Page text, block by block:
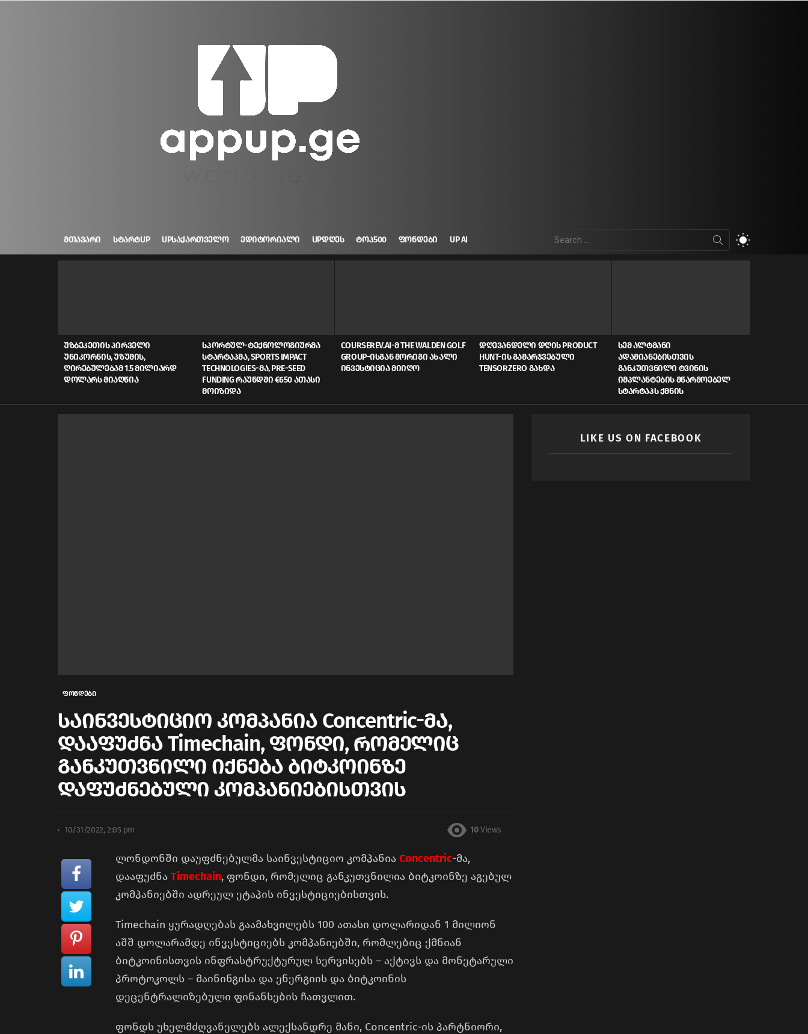
ᲛᲗᲐᲕᲐᲠᲘ ᲡᲢᲐᲠᲢUP UPᲡᲐᲥᲐᲠᲗᲕᲔᲚᲝ ᲔᲓᲘᲢᲝᲠᲘᲐᲚᲘ UPᲓᲦᲔᲡ ᲢᲝᲞ500 ᲤᲝᲜᲓᲔᲑᲘ UP AI
for:
ᲣᲖᲑᲔᲙᲔᲗᲘᲡ ᲞᲘᲠᲕᲔᲚᲘ
ᲣᲜᲘᲙᲝᲠᲜᲘᲡ, ᲣᲖᲣᲛᲘᲡ,
ᲦᲘᲠᲔᲑᲣᲚᲔᲑᲐᲛ 1.5 ᲛᲘᲚᲘᲐᲠᲓ
ᲓᲝᲚᲐᲠᲡ ᲛᲘᲐᲦᲬᲘᲐ
ᲡᲞᲝᲠᲢᲣᲚ-ᲢᲔᲥᲜᲝᲚᲝᲒᲘᲣᲠᲛᲐ
ᲡᲢᲐᲠᲢᲐᲞᲛᲐ, SPORTS IMPACT
TECHNOLOGIES-ᲛᲐ, PRE-SEED
FUNDING ᲠᲐᲣᲜᲓᲨᲘ €650 ᲐᲗᲐᲡᲘ
ᲛᲝᲘᲖᲘᲓᲐ
COURSEREV.AI-Მ THE WALDEN GOLF
GROUP-ᲘᲡᲒᲐᲜ ᲛᲝᲠᲘᲒᲘ ᲐᲮᲐᲚᲘ
ᲘᲜᲕᲔᲡᲢᲘᲪᲘᲐ ᲛᲘᲘᲦᲝ
ᲓᲦᲔᲕᲐᲜᲓᲔᲚᲘ ᲓᲦᲘᲡ PRODUCT
HUNT-ᲘᲡ ᲒᲐᲛᲐᲠᲯᲕᲔᲑᲣᲚᲘ
TENSORZERO ᲒᲐᲮᲓᲐ
ᲡᲔᲛ ᲐᲚᲢᲛᲐᲜᲘ
ᲐᲓᲐᲛᲘᲐᲜᲔᲑᲘᲡᲗᲕᲘᲡ
ᲒᲐᲜᲙᲣᲗᲕᲜᲘᲚᲘ ᲢᲕᲘᲜᲘᲡ
ᲘᲛᲞᲚᲐᲜᲢᲔᲑᲘᲡ ᲛᲬᲐᲠᲛᲝᲔᲑᲔᲚ
ᲡᲢᲐᲠᲢᲐᲞᲡ ᲥᲛᲜᲘᲡ
ფონდები
საინვესტიციო კომპანია Concentric-მა,
დააფუძნა Timechain, ფონდი, რომელიც
განკუთვნილი იქნება ბიტკოინზე
დაფუძნებული კომპანიებისთვის
10/31/2022, 2:05 pm 10 Views
ლონდონში დაუფძნებულმა საინვესტიციო კომპანია Concentric-მა,
დააფუძნა Timechain, ფონდი, რომელიც განკუთვნილია ბიტკოინზე აგებულ
კომპანიებში ადრეულ ეტაპის ინვესტიციებისთვის.
Timechain ყურადღებას გაამახვილებს 100 ათასი დოლარიდან 1 მილიონ
აშშ დოლარამდე ინვესტიციებს კომპანიებში, რომლებიც ქმნიან
ბიტკოინისთვის ინფრასტრუქტურულ სერვისებს – აქტივს და მონეტარული
პროტოკოლს – მაინინგისა და ენერგიის და ბიტკოინის
დეცენტრალიზებული ფინანსების ჩათვლით.
ფონდს უხელმძღვანელებს ალექსანდრე მანი, Concentric-ის პარტნიორი,
LIKE US ON FACEBOOK